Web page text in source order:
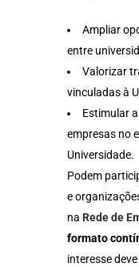
Ampliar
entre
Valorizar
vinculadas à
Estimular
empresas no
Universidade.
Podem
e
na Rede de
formato
interesse